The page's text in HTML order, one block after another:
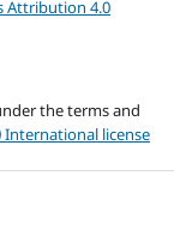
Attribution 4.0
the terms and
license